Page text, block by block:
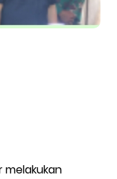
YBM PLN UP3
Jaminan Sosial
melakukan